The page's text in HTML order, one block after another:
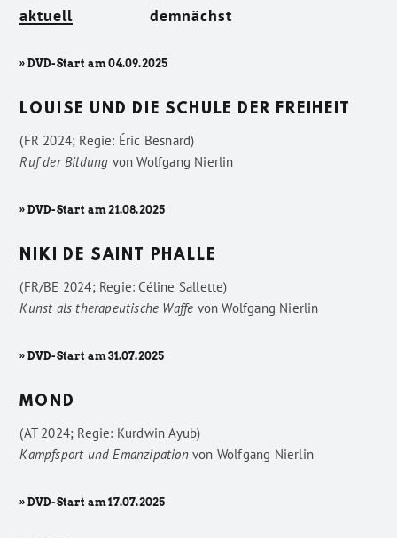
aktuell demnächst
» DVD-Start am 04.09.2025
LOUISE UND DIE SCHULE DER FREIHEIT
(FR 2024; Regie: Éric Besnard)
Ruf der Bildung vonWolfgang Nierlin
» DVD-Start am 21.08.2025
NIKI DE SAINT PHALLE
(FR/BE 2024; Regie: Céline Sallette)
Kunst als therapeutische Waffe vonWolfgang Nierlin
» DVD-Start am 31.07.2025
MOND
(AT 2024; Regie: Kurdwin Ayub)
Kampfsport und Emanzipationvon Wolfgang Nierlin
» DVD-Start am 17.07.2025